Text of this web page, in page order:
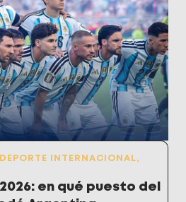
DEPORTE INTERNACIONAL,
en qué puesto del